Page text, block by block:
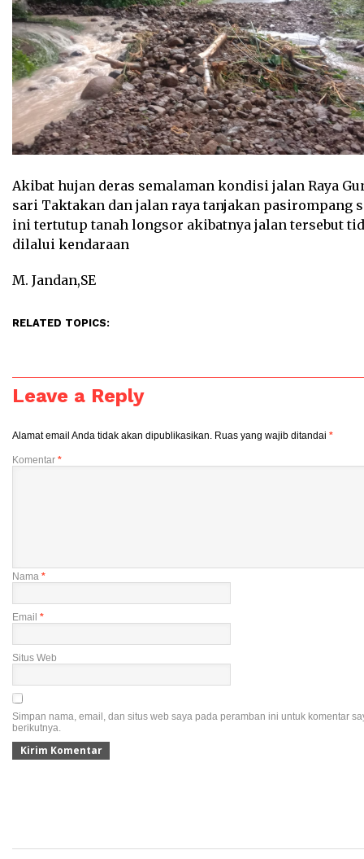
Akibat hujan deras semalaman kondisi jalan Raya
sari Taktakan dan jalan raya tanjakan pasirompang
ini tertutup tanah longsor akibatnya jalan tersebut
dilalui kendaraan
M. Jandan,SE
RELATED TOPICS:
Leave a Reply
Alamat email Anda tidak akan dipublikasikan. Ruas yang wajib ditandai *
Komentar *
Nama *
Email *
Situs Web
Simpan nama, email, dan situs web saya pada peramban ini untuk komentar
berikutnya.